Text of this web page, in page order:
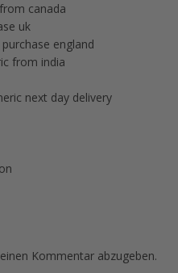
canada
uk
england
from india
next day delivery
Kommentar abzugeben.